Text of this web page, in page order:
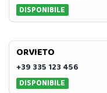
DISPONIBILE
ORVIETO
+39 335 123 456
DISPONIBILE